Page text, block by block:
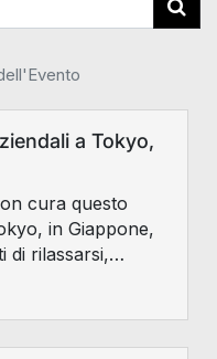
a Tokyo,
cura questo
in Giappone,
di rilassarsi,